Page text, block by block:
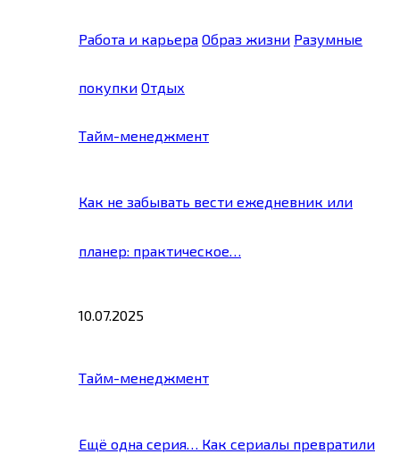
Работа и карьера Образ жизни Разумные
покупки Отдых
Тайм-менеджмент
Как не забывать вести ежедневник или
планер: практическое…
10.07.2025
Тайм-менеджмент
Ещё одна серия… Как сериалы превратили